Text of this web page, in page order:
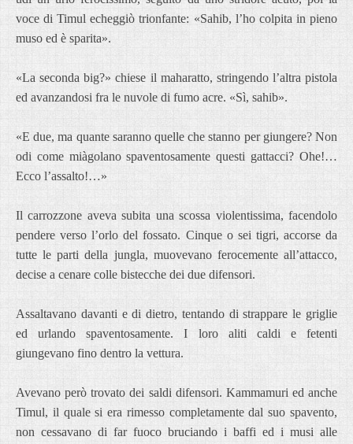
voce di Timul echeggiò trionfante: «Sahib, l’ho colpita in pieno
muso ed è sparita».
«La seconda big?» chiese il maharatto, stringendo l’altra pistola
ed avanzandosi fra le nuvole di fumo acre. «Sì, sahib».
«E due, ma quante saranno quelle che stanno per giungere? Non
odi come miàgolano spaventosamente questi gattacci? Ohe!…
Ecco l’assalto!…»
Il carrozzone aveva subita una scossa violentissima, facendolo
pendere verso l’orlo del fossato. Cinque o sei tigri, accorse da
tutte le parti della jungla, muovevano ferocemente all’attacco,
decise a cenare colle bistecche dei due difensori.
Assaltavano davanti e di dietro, tentando di strappare le griglie
ed urlando spaventosamente. I loro aliti caldi e fetenti
giungevano fino dentro la vettura.
Avevano però trovato dei saldi difensori. Kammamuri ed anche
Timul, il quale si era rimesso completamente dal suo spavento,
non cessavano di far fuoco bruciando i baffi ed i musi alle